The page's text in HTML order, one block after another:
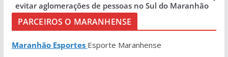
evitar aglomerações de pessoas no Sul do Maranhão
PARCEIROS O MARANHENSE
Maranhão Esportes Esporte Maranhense